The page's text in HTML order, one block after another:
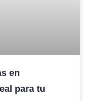
en
para tu